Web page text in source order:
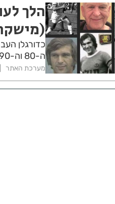
הלך
כדורגלן
ה-80 וה-90, מישקה לפרדון, הלך לעולמו בגיל 77 אחרי מאבק במחלה קשה
מערכת האתר